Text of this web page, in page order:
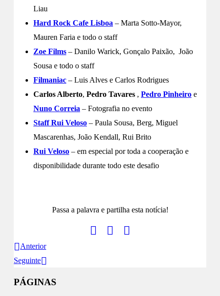
Liau
Hard Rock Cafe Lisboa – Marta Sotto-Mayor,
Mauren Faria e todo o staff
Zoe Films – Danilo Warick, Gonçalo Paixão, João
Sousa e todo o staff
Filmaniac – Luis Alves e Carlos Rodrigues
Carlos Alberto, Pedro Tavares , Pedro Pinheiro e
Nuno Correia – Fotografia no evento
Staff Rui Veloso – Paula Sousa, Berg, Miguel
Mascarenhas, João Kendall, Rui Brito
Rui Veloso – em especial por toda a cooperação e
disponibilidade durante todo este desafio
Passa a palavra e partilha esta notícia!
Anterior
Seguinte
PÁGINAS